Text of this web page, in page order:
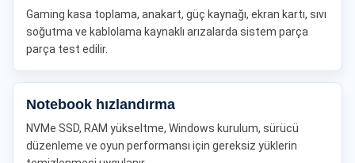
Gaming kasa toplama, anakart, güç kaynağı, ekran kartı, sıvı
soğutma ve kablolama kaynaklı arızalarda sistem parça
parça test edilir.
Notebook hızlandırma
NVMe SSD, RAM yükseltme, Windows kurulum, sürücü
düzenleme ve oyun performansı için gereksiz yüklerin